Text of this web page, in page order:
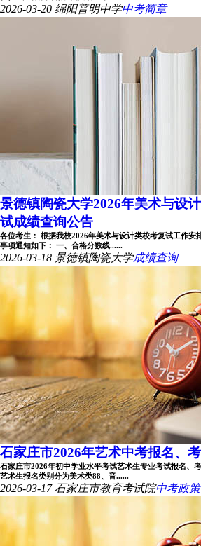
2026-03-20 绵阳普明中学中考简章
景德镇陶瓷大学2026年美术与设
试成绩查询公告
各位考生： 根据我校2026年美术与设计类校考复试工作安
事项通知如下： 一、合格分数线......
2026-03-18 景德镇陶瓷大学成绩查询
石家庄市2026年艺术中考报名、
石家庄市2026年初中学业水平考试艺术生专业考试报名、
艺术生报名类别分为美术类88、音......
2026-03-17 石家庄市教育考试院中考政策